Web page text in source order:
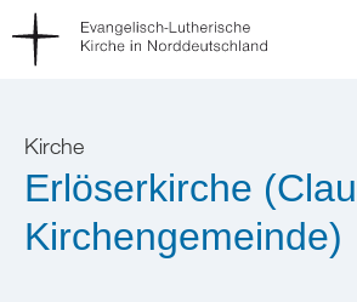
Kirche
Erlöserkirche
Kirchengemeinde)